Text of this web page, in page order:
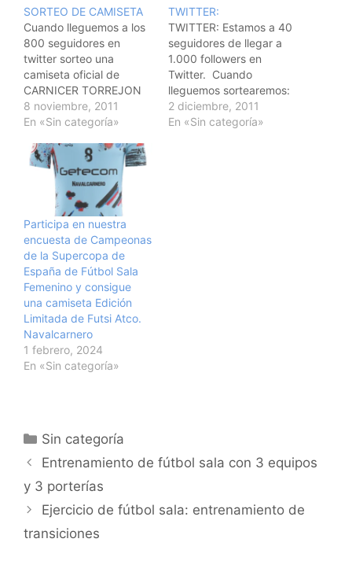
SORTEO DE CAMISETA
Cuando lleguemos a los
800 seguidores en
twitter sorteo una
camiseta oficial de
CARNICER TORREJON
FS. Asi que ya sabeis.
8 noviembre, 2011
En «Sin categoría»
TWITTER:
TWITTER: Estamos a 40
seguidores de llegar a
1.000 followers en
Twitter. Cuando
lleguemos sortearemos:
una camiseta de
Carnicer Torrejon FS y
2 diciembre, 2011
En «Sin categoría»
Participa en nuestra
encuesta de Campeonas
de la Supercopa de
España de Fútbol Sala
Femenino y consigue
una camiseta Edición
Limitada de Futsi Atco.
Navalcarnero
1 febrero, 2024
En «Sin categoría»
Categorías
Sin categoría
Navegación
de
entradas
Entrenamiento de fútbol sala con 3 equipos
y 3 porterías
Ejercicio de fútbol sala: entrenamiento de
transiciones